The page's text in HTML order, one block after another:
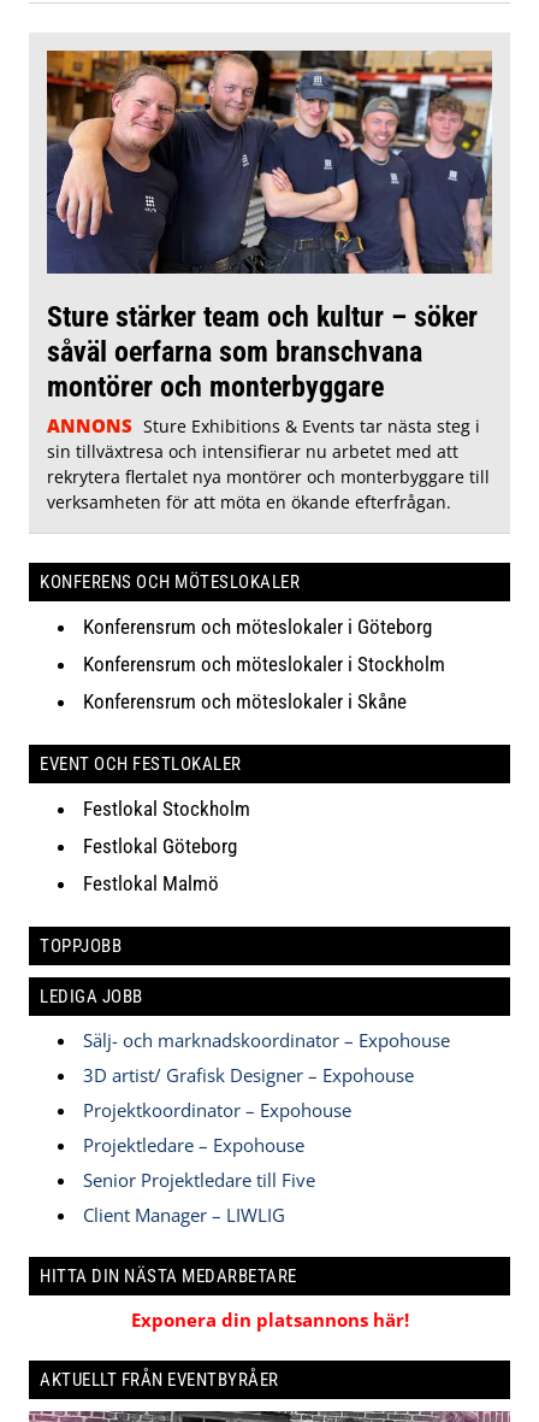
Sture stärker team och kultur – söker
såväl oerfarna som branschvana
montörer och monterbyggare
ANNONS Sture Exhibitions & Events tar nästa steg i
sin tillväxtresa och intensifierar nu arbetet med att
rekrytera flertalet nya montörer och monterbyggare till
verksamheten för att möta en ökande efterfrågan.
KONFERENS OCH MÖTESLOKALER
Konferensrum och möteslokaler i Göteborg
Konferensrum och möteslokaler i Stockholm
Konferensrum och möteslokaler i Skåne
EVENT OCH FESTLOKALER
Festlokal Stockholm
Festlokal Göteborg
Festlokal Malmö
TOPPJOBB
LEDIGA JOBB
Sälj- och marknadskoordinator – Expohouse
3D artist/ Grafisk Designer – Expohouse
Projektkoordinator – Expohouse
Projektledare – Expohouse
Senior Projektledare till Five
Client Manager – LIWLIG
HITTA DIN NÄSTA MEDARBETARE
Exponera din platsannons här!
AKTUELLT FRÅN EVENTBYRÅER